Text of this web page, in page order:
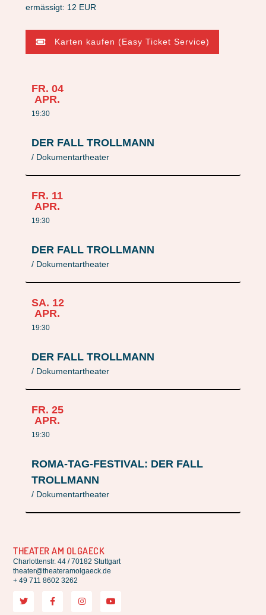
ermässigt: 12 EUR
Karten kaufen (Easy Ticket Service)
FR. 04
APR.
19:30
DER FALL TROLLMANN
/ Dokumentartheater
FR. 11
APR.
19:30
DER FALL TROLLMANN
/ Dokumentartheater
SA. 12
APR.
19:30
DER FALL TROLLMANN
/ Dokumentartheater
FR. 25
APR.
19:30
ROMA-TAG-FESTIVAL: DER FALL
TROLLMANN
/ Dokumentartheater
THEATER AM OLGAECK
Charlottenstr. 44 / 70182 Stuttgart
theater@theateramolgaeck.de
+ 49 711 8602 3262